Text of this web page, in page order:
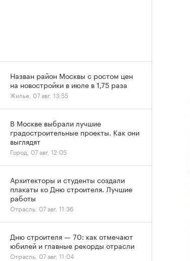
Назван район Москвы с ростом цен
на новостройки в июле в 1,75 раза
Жилье, 07 авг, 13:55
В Москве выбрали лучшие
градостроительные проекты. Как они
выглядят
Город, 07 авг, 12:05
Архитекторы и студенты создали
плакаты ко Дню строителя. Лучшие
работы
Отрасль, 07 авг, 11:36
Дню строителя — 70: как отмечают
юбилей и главные рекорды отрасли
Отрасль, 07 авг, 11:04